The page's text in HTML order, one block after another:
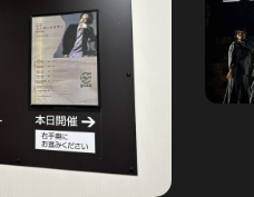
乃木坂46 41stSG アンダ